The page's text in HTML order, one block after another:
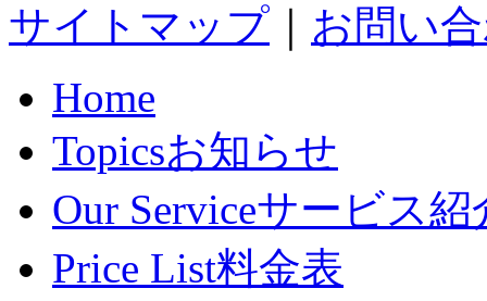
サイトマップ
お問い
Home
Topicsお知らせ
Our Serviceサービス紹
Price List料金表